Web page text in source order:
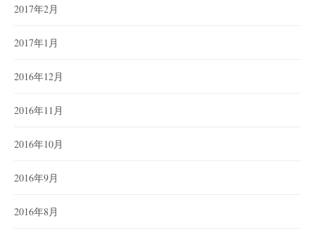
2017年2月
2017年1月
2016年12月
2016年11月
2016年10月
2016年9月
2016年8月